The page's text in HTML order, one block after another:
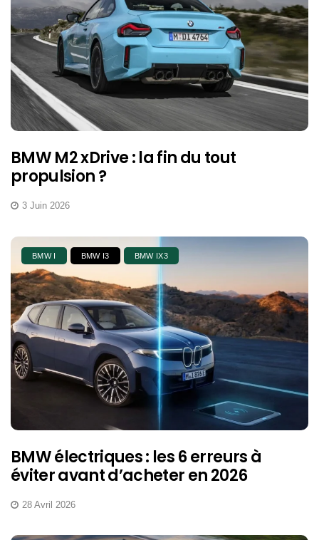
BMW M2 xDrive : la fin du tout
propulsion ?
3 Juin 2026
BMW I BMW I3 BMW IX3
BMW électriques : les 6 erreurs à
éviter avant d’acheter en 2026
28 Avril 2026